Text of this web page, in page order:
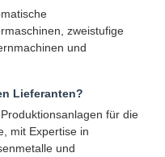
zweistufige
und
Lieferanten?
für die
mit Expertise in
und